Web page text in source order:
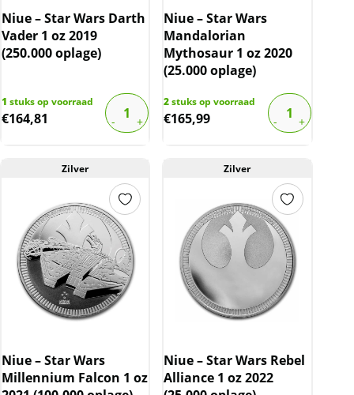
Niue – Star Wars Darth
Vader 1 oz 2019
(250.000 oplage)
1 stuks op voorraad
€164,81
Niue – Star Wars
Mandalorian
Mythosaur 1 oz 2020
(25.000 oplage)
2stuks op voorraad
€165,99
Zilver
Niue – Star Wars
Millennium Falcon 1 oz
Zilver
Niue – Star Wars Rebel
Alliance 1 oz 2022